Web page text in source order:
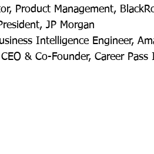
Product Management,
JP Morgan
Intelligence Engineer,
& Co-Founder, Career